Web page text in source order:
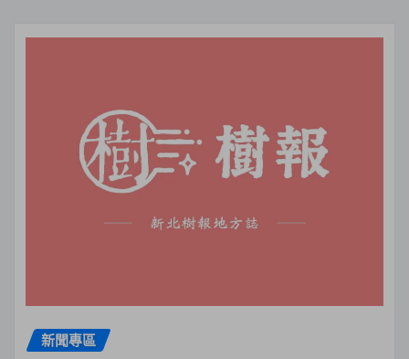
新聞專區